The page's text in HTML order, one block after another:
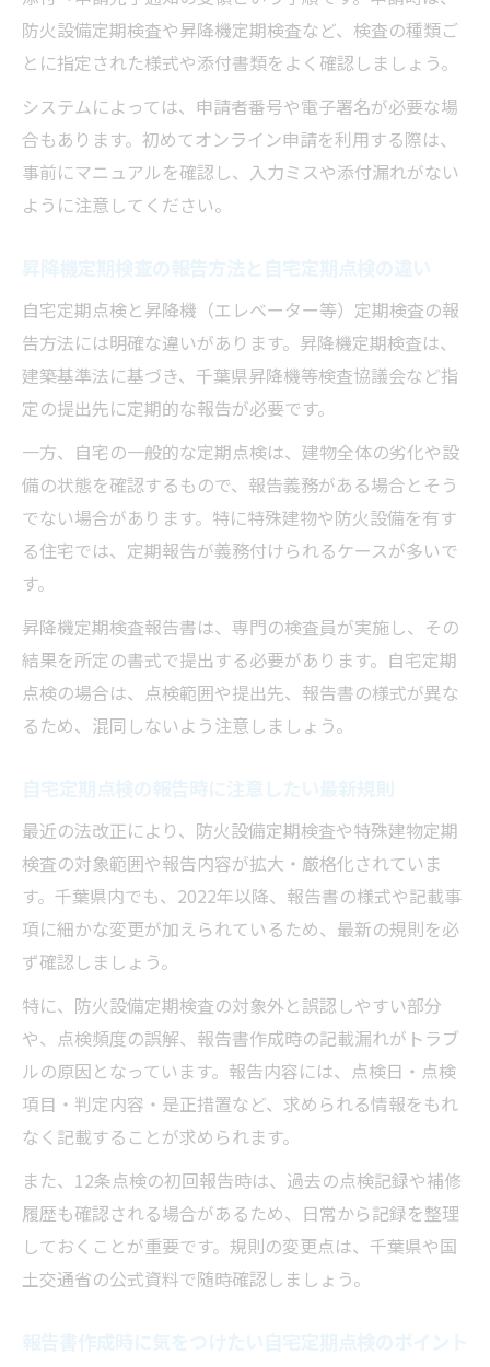
防火設備定期検査や昇降機定期検査など、検査の種類ご
とに指定された様式や添付書類をよく確認しましょう。
システムによっては、申請者番号や電子署名が必要な場
合もあります。初めてオンライン申請を利用する際は、
事前にマニュアルを確認し、入力ミスや添付漏れがない
ように注意してください。
自宅定期点検と昇降機（エレベーター等）定期検査の報
告方法には明確な違いがあります。昇降機定期検査は、
建築基準法に基づき、千葉県昇降機等検査協議会など指
定の提出先に定期的な報告が必要です。
一方、自宅の一般的な定期点検は、建物全体の劣化や設
備の状態を確認するもので、報告義務がある場合とそう
でない場合があります。特に特殊建物や防火設備を有す
る住宅では、定期報告が義務付けられるケースが多いで
す。
昇降機定期検査報告書は、専門の検査員が実施し、その
結果を所定の書式で提出する必要があります。自宅定期
点検の場合は、点検範囲や提出先、報告書の様式が異な
るため、混同しないよう注意しましょう。
最近の法改正により、防火設備定期検査や特殊建物定期
検査の対象範囲や報告内容が拡大・厳格化されていま
す。千葉県内でも、2022年以降、報告書の様式や記載事
項に細かな変更が加えられているため、最新の規則を必
ず確認しましょう。
特に、防火設備定期検査の対象外と誤認しやすい部分
や、点検頻度の誤解、報告書作成時の記載漏れがトラブ
ルの原因となっています。報告内容には、点検日・点検
項目・判定内容・是正措置など、求められる情報をもれ
なく記載することが求められます。
また、12条点検の初回報告時は、過去の点検記録や補修
履歴も確認される場合があるため、日常から記録を整理
しておくことが重要です。規則の変更点は、千葉県や国
土交通省の公式資料で随時確認しましょう。